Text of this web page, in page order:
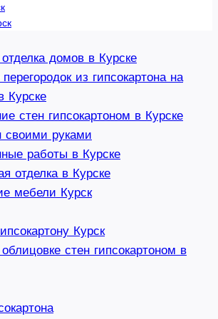
домов в Курске
из гипсокартона на
Курске
стен гипсокартоном в Курске
своими руками
работы в Курске
отделка в Курске
мебели Курск
Курск
стен гипсокартоном в